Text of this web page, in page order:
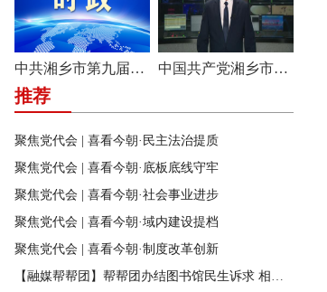
中共湘乡市第九届纪律检查委员会举行第一次全体会议 中国共产党湘乡市第九次代表大会胜利闭幕
推荐
聚焦党代会 | 喜看今朝·民主法治提质
聚焦党代会 | 喜看今朝·底板底线守牢
聚焦党代会 | 喜看今朝·社会事业进步
聚焦党代会 | 喜看今朝·域内建设提档
聚焦党代会 | 喜看今朝·制度改革创新
【融媒帮帮团】帮帮团办结图书馆民生诉求 相关部门迅速行动 改善市民阅读环境